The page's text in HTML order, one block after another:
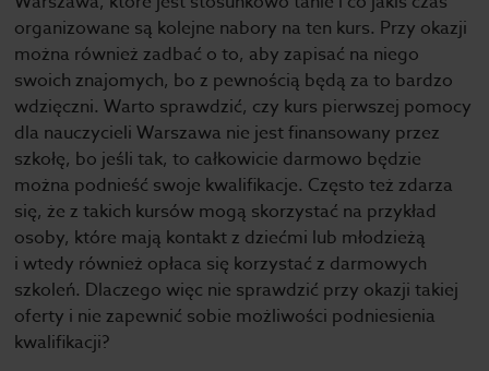
organizowane są kolejne nabory na ten kurs. Przy okazji
można również zadbać o to, aby zapisać na niego
swoich znajomych, bo z pewnością będą za to bardzo
wdzięczni. Warto sprawdzić, czy kurs pierwszej pomocy
dla nauczycieli Warszawa nie jest finansowany przez
szkołę, bo jeśli tak, to całkowicie darmowo będzie
można podnieść swoje kwalifikacje. Często też zdarza
się, że z takich kursów mogą skorzystać na przykład
osoby, które mają kontakt z dziećmi lub młodzieżą
i wtedy również opłaca się korzystać z darmowych
szkoleń. Dlaczego więc nie sprawdzić przy okazji takiej
oferty i nie zapewnić sobie możliwości podniesienia
kwalifikacji?